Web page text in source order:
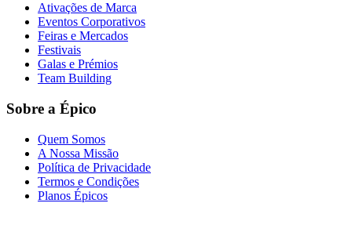
Ativações de Marca
Eventos Corporativos
Feiras e Mercados
Festivais
Galas e Prémios
Team Building
Sobre a Épico
Quem Somos
A Nossa Missão
Política de Privacidade
Termos e Condições
Planos Épicos